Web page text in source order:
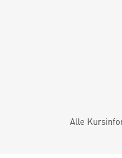
Alle